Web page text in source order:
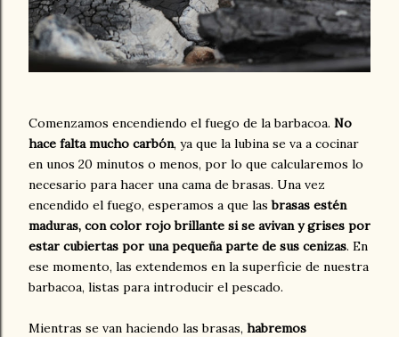
Comenzamos encendiendo el fuego de la barbacoa. No
hace falta mucho carbón, ya que la lubina se va a cocinar
en unos 20 minutos o menos, por lo que calcularemos lo
necesario para hacer una cama de brasas. Una vez
encendido el fuego, esperamos a que lasbrasas estén
maduras, con color rojo brillante si se avivan y grises por
estar cubiertas por una pequeña parte de sus cenizas. En
ese momento, las extendemos en la superficie de nuestra
barbacoa, listas para introducir el pescado.
Mientras se van haciendo las brasas, habremos